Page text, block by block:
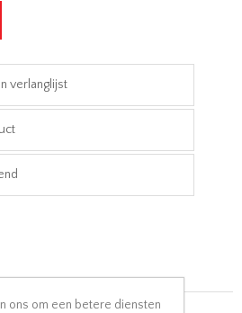
ons om een betere diensten